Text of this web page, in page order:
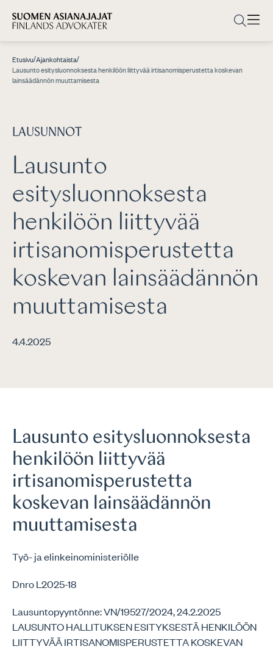
Etusivu/Ajankohtaista/
Lausunto esitysluonnoksesta henkilöön liittyvää irtisanomisperustetta koskevan
lainsäädännön muuttamisesta
LAUSUNNOT
Lausunto
esitysluonnoksesta
henkilöön liittyvää
irtisanomisperustetta
koskevan lainsäädännön
muuttamisesta
4.4.2025
Lausunto esitysluonnoksesta
henkilöön liittyvää
irtisanomisperustetta
koskevan lainsäädännön
muuttamisesta
Työ- ja elinkeinoministeriölle
Dnro L2025-18
Lausuntopyyntönne: VN/19527/2024, 24.2.2025
LAUSUNTO HALLITUKSEN ESITYKSESTÄ HENKILÖÖN
LIITTYVÄÄ IRTISANOMISPERUSTETTA KOSKEVAN